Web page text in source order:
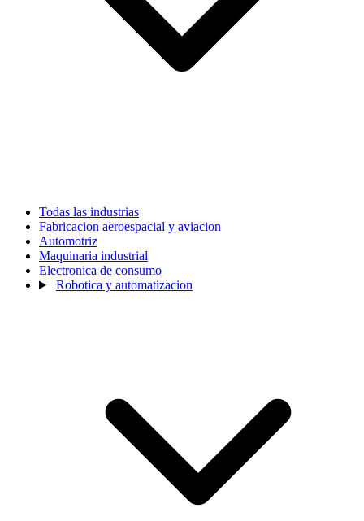
Todas las industrias
Fabricacion aeroespacial y aviacion
Automotriz
Maquinaria industrial
Electronica de consumo
Robotica y automatizacion